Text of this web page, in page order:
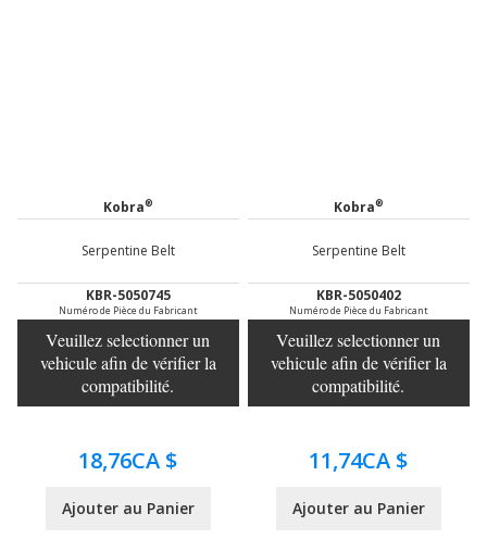
Kobra®
Serpentine Belt
KBR-5050745
Numéro de Pièce du Fabricant
Veuillez selectionner un
vehicule afin de vérifier la
compatibilité.
18,76CA $
Ajouter au Panier
Kobra®
Serpentine Belt
KBR-5050402
Numéro de Pièce du Fabricant
Veuillez selectionner un
vehicule afin de vérifier la
compatibilité.
11,74CA $
Ajouter au Panier